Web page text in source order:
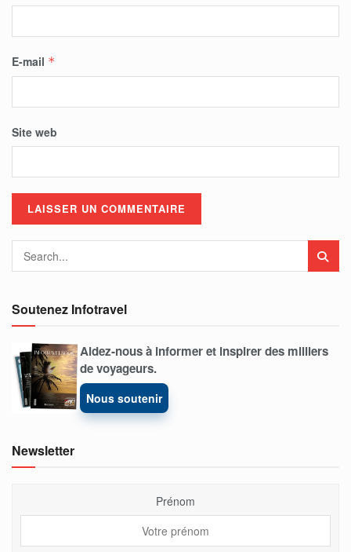
E-mail *
Site web
Soutenez Infotravel
Aidez-nous à informer et inspirer des milliers
de voyageurs.
Nous soutenir
Newsletter
Prénom